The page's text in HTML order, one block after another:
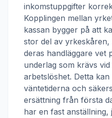
inkomstuppgifter
Kopplingen mellan
kassan bygger på att
stor del av
deras handläggare vet
underlag som krävs
arbetslöshet. Detta
väntetiderna och
ersättning från första
har en fast